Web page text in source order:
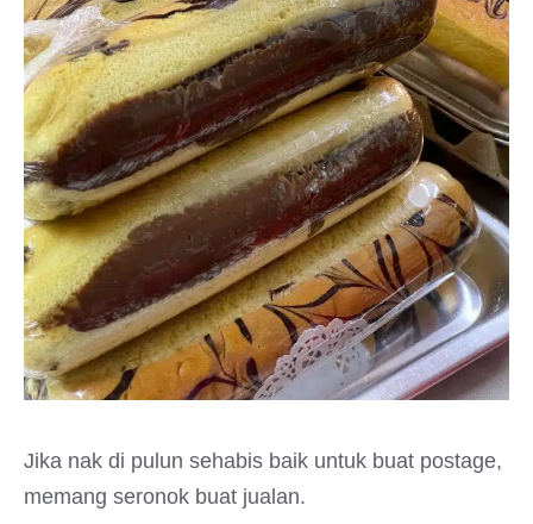
Jika nak di pulun sehabis baik untuk buat postage,
memang seronok buat jualan.